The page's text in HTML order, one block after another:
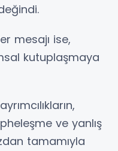
mesajı ise,
kutuplaşmaya
ve yanlış
tamamıyla